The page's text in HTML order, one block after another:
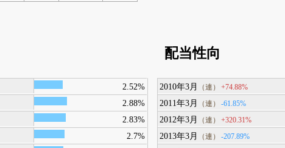
2.52%
2.88%
2.83%
2.7%
配当性向
2010年3月 （連） +74.88%
2011年3月
（連） -61.85%
2012年3月
（連） +320.31%
2013年3月
（連） -207.89%